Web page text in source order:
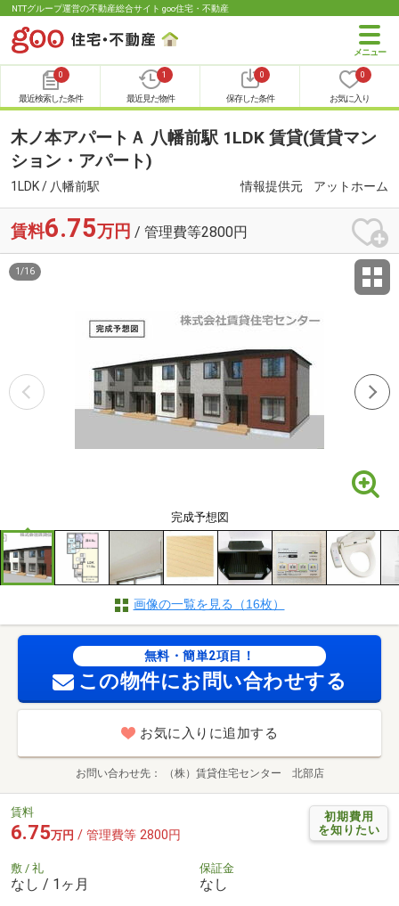
NTTグループ運営の不動産総合サイト goo住宅・不動産
0
最近検索した条件
1
最近見た物件
0
保存した条件
0
お気に入り
木ノ本アパートＡ 八幡前駅 1LDK 賃貸(賃貸マン
ション・アパート)
1LDK / 八幡前駅 情報提供元 アットホーム
賃料6.75万円 / 管理費等2800円
完成予想図
1 /16
画像の一覧を見る（16枚）
無料・簡単2項目！
この物件にお問い合わせする
お気に入りに追加する
お問い合わせ先 （株）賃貸住宅センター 北部店
初期費用
を知りたい
賃料
6.75万円 / 管理費等 2800円
敷 / 礼
なし / 1ヶ月
保証金
なし